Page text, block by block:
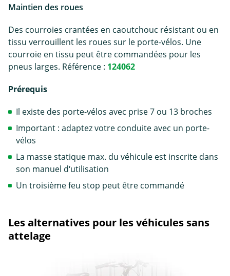
Maintien des roues
Des courroies crantées en caoutchouc résistant ou en
tissu verrouillent les roues sur le porte-vélos. Une
courroie en tissu peut être commandées pour les
pneus larges. Référence : 124062
Prérequis
Il existe des porte-vélos avec prise 7 ou 13 broches
Important : adaptez votre conduite avec un porte-
vélos
La masse statique max. du véhicule est inscrite dans
son manuel d‘utilisation
Un troisième feu stop peut être commandé
Les alternatives pour les véhicules sans
attelage